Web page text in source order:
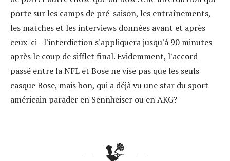
porte sur les camps de pré-saison, les entraînements,
les matches et les interviews données avant et après
ceux-ci - l'interdiction s'appliquera jusqu'à 90 minutes
après le coup de sifflet final. Evidemment, l'accord
passé entre la NFL et Bose ne vise pas que les seuls
casque Bose, mais bon, qui a déjà vu une star du sport
américain parader en Sennheiser ou en AKG?